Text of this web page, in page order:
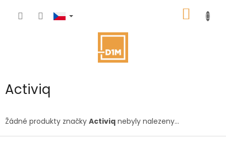
KOŠÍK
Activiq
Žádné produkty značky Activiq nebyly nalezeny...
Z